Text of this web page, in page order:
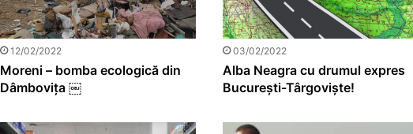
12/02/2022
Moreni – bomba ecologică din
Dâmbovița ￼
03/02/2022
Alba Neagra cu drumul expres
București-Târgoviște!